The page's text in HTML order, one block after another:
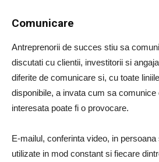
Comunicare
Antreprenorii de succes stiu sa
discutati cu clientii, investitorii si
diferite de comunicare si, cu toate
disponibile, a invata cum sa comunice
interesata poate fi o provocare.
E-mailul, conferinta video, in
utilizate in mod constant si fiecare